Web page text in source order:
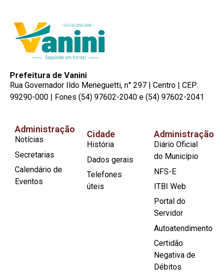
Prefeitura de Vanini
Rua Governador Ildo Meneguetti, n° 297 | Centro | CEP:
99290-000 | Fones (54) 97602-2040 e (54) 97602-2041
Administração
Notícias
Secretarias
Calendário de
Eventos
Cidade
História
Dados gerais
Telefones
úteis
Administração
Diário Oficial
do Município
NFS-E
ITBI Web
Portal do
Servidor
Autoatendimento
Certidão
Negativa de
Débitos